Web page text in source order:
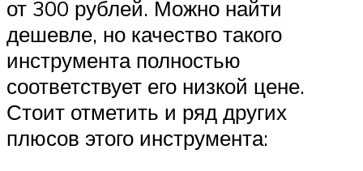
от 300 рублей. Можно найти
дешевле, но качество такого
инструмента полностью
соответствует его низкой цене.
Стоит отметить и ряд других
плюсов этого инструмента: